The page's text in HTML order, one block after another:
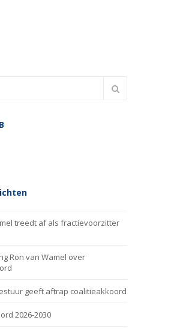
treedt af als fractievoorzitter
Ron van Wamel over
geeft aftrap coalitieakkoord
2026-2030